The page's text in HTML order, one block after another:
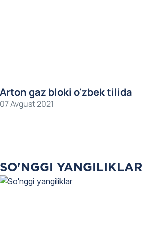
SO'NGGI YANGILIKLAR
Arton gaz bloki o'zbek tilida
07 Avgust 2021